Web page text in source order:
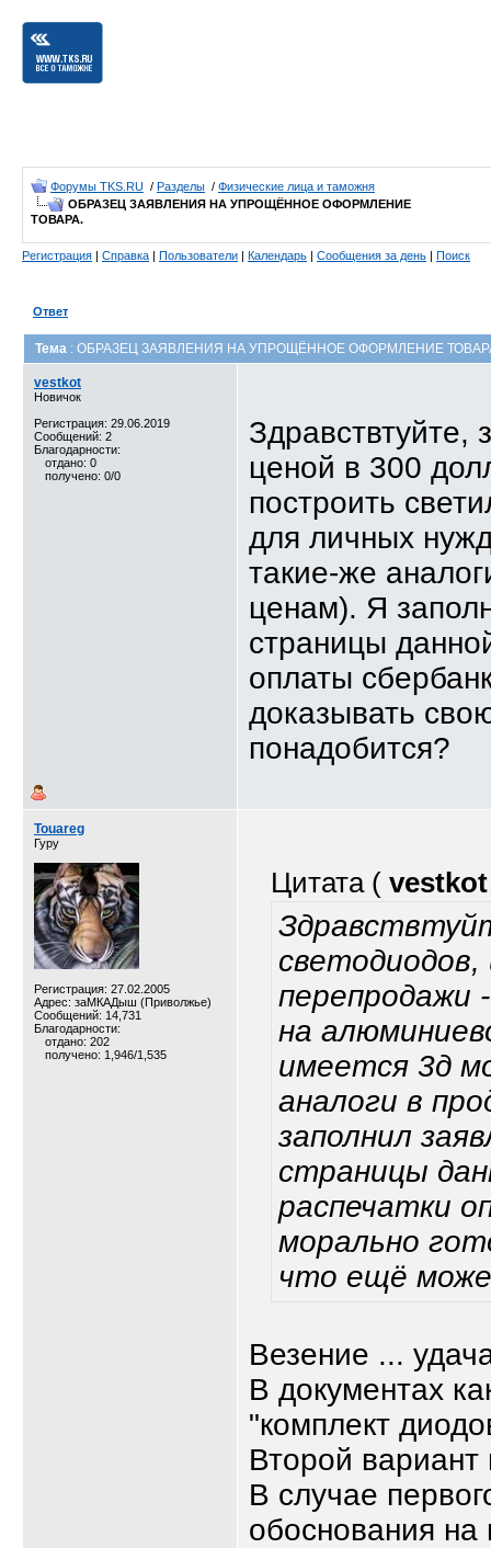
Форумы TKS.RU / Разделы / Физические лица и таможня
ОБРАЗЕЦ ЗАЯВЛЕНИЯ НА УПРОЩЁННОЕ ОФОРМЛЕНИЕ
ТОВАРА.
Регистрация | Справка | Пользователи | Календарь | Сообщения за день | Поиск
Ответ
Тема : ОБРАЗЕЦ ЗАЯВЛЕНИЯ НА УПРОЩЁННОЕ ОФОРМЛЕНИЕ
vestkot
Новичок
Регистрация: 29.06.2019
Сообщений: 2
Благодарности:
отдано: 0
получено: 0/0
Здравствтуйте,
ценой в 300
построить
для личных
такие-же
ценам). Я
страницы
оплаты
доказывать
понадобится?
Touareg
Гуру
Регистрация: 27.02.2005
Адрес: заМКАДыш (Приволжье)
Сообщений: 14,731
Благодарности:
отдано: 202
получено: 1,946/1,535
Цитата ( vestkot
светодиодов,
перепродажи
на
имеется 3д
аналоги в
заполнил
страницы
распечатки
морально
что ещё
Везение ...
В документах
"комплект
Второй
В случае
обоснования на